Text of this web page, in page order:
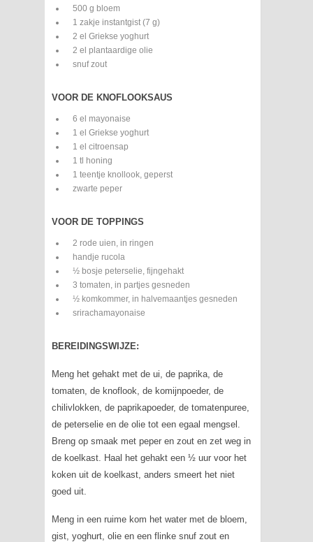
500 g bloem
1 zakje instantgist (7 g)
2 el Griekse yoghurt
2 el plantaardige olie
snuf zout
VOOR DE KNOFLOOKSAUS
6 el mayonaise
1 el Griekse yoghurt
1 el citroensap
1 tl honing
1 teentje knollook, geperst
zwarte peper
VOOR DE TOPPINGS
2 rode uien, in ringen
handje rucola
½ bosje peterselie, fijngehakt
3 tomaten, in partjes gesneden
½ komkommer, in halvemaantjes gesneden
srirachamayonaise
BEREIDINGSWIJZE:
Meng het gehakt met de ui, de paprika, de
tomaten, de knoflook, de komijnpoeder, de
chilivlokken, de paprikapoeder, de tomatenpuree,
de peterselie en de olie tot een egaal mengsel.
Breng op smaak met peper en zout en zet weg in
de koelkast. Haal het gehakt een ½ uur voor het
koken uit de koelkast, anders smeert het niet
goed uit.
Meng in een ruime kom het water met de bloem,
gist, yoghurt, olie en een flinke snuf zout en